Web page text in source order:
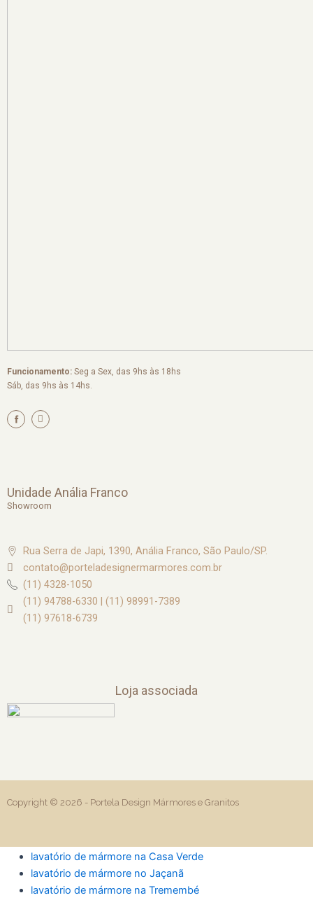
Funcionamento: Seg a Sex, das 9hs às 18hs
Sáb, das 9hs às 14hs.
I
n
s
m
Unidade Anália Franco
Showroom
Rua Serra de Japi, 1390, Anália Franco, São Paulo/SP.
contato@porteladesignermarmores.com.br
(11) 4328-1050
(11) 94788-6330 | (11) 98991-7389
(11) 97618-6739
Loja associada
Copyright © 2026 - Portela Design Mármores e Granitos
lavatório de mármore na Casa Verde
lavatório de mármore no Jaçanã
lavatório de mármore na Tremembé